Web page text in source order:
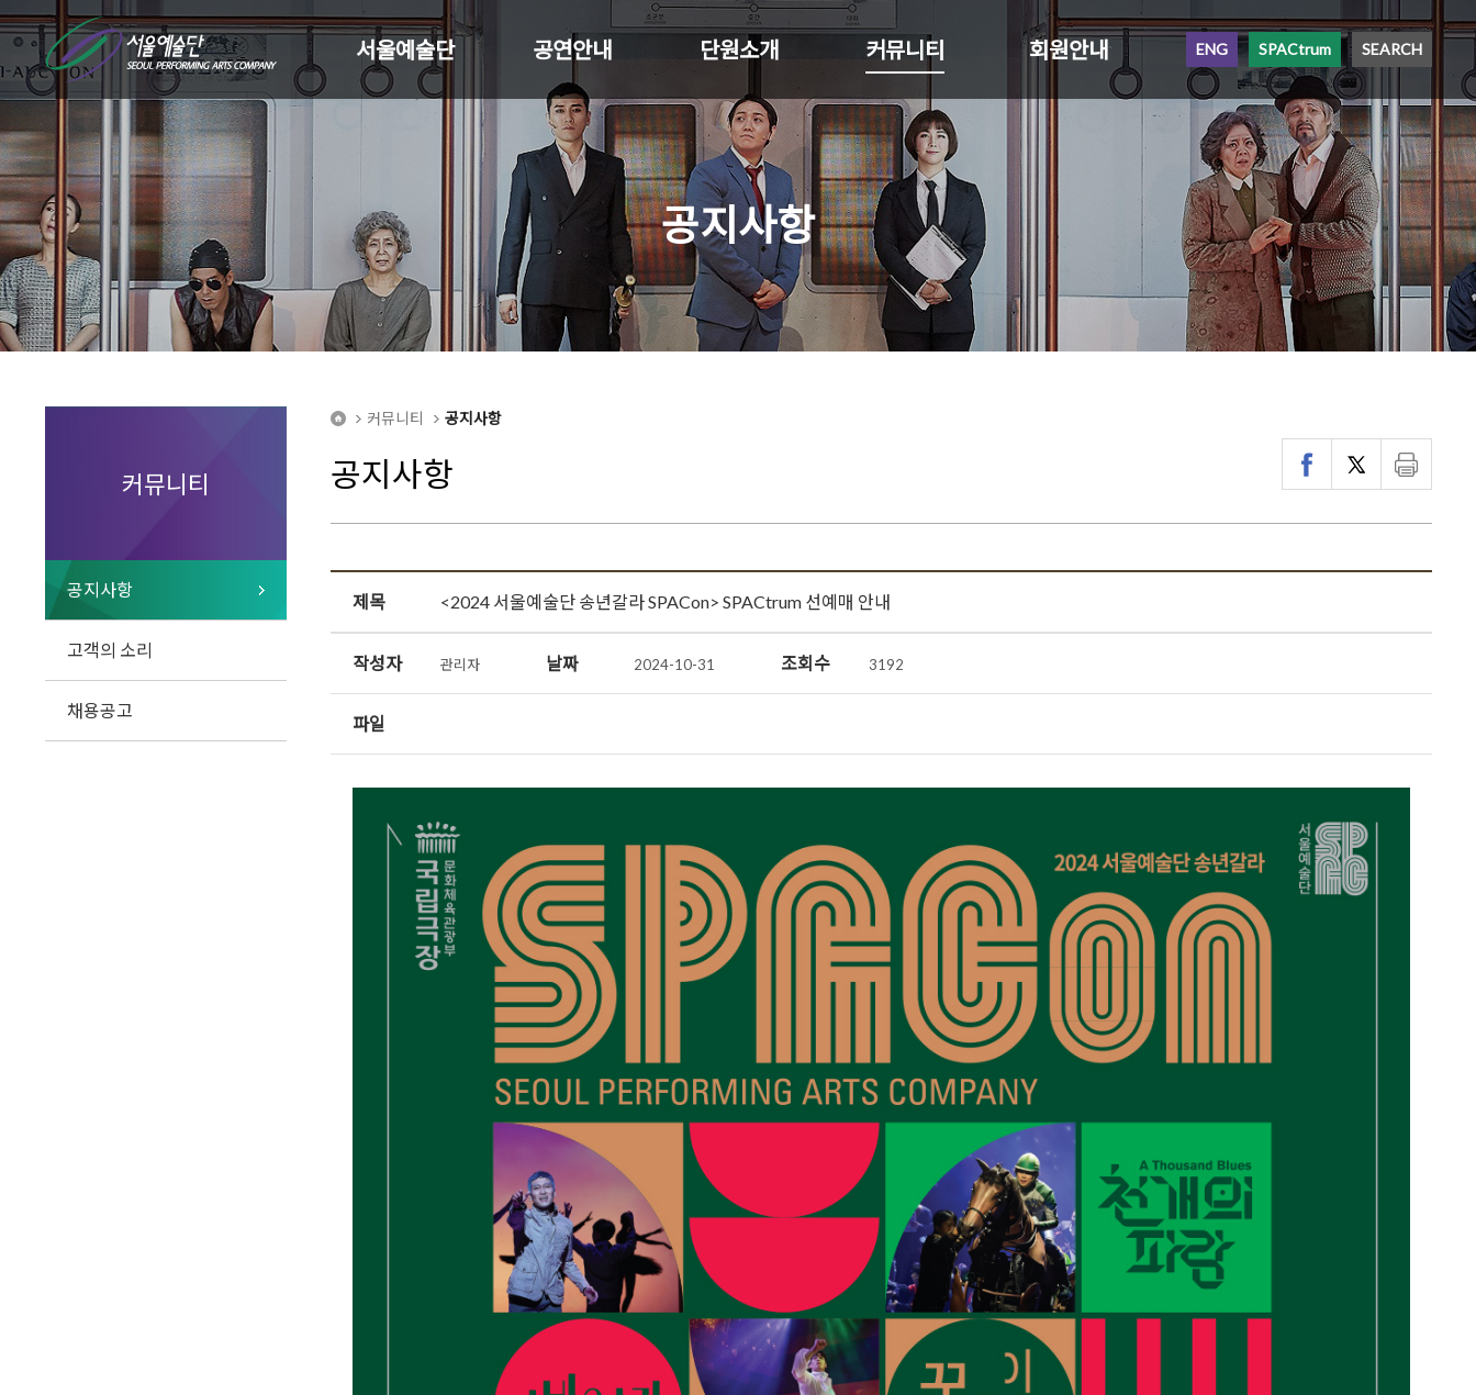
서울예술단 공연안내 단원소개 커뮤니티 회원안내 ` ENG SPACtrum SEARCH
공지사항
커뮤니티
공지사항
고객의 소리
채용공고
커뮤니티 공지사항
공지사항
제목 <2024 서울예술단 송년갈라 SPACon> SPACtrum 선예매 안내
작성자 관리자 날짜 2024-10-31 조회수 3192
파일